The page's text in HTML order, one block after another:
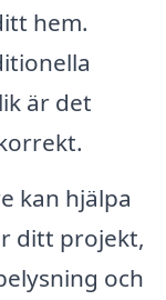
hem.
är det
kan hjälpa
ditt projekt,
och